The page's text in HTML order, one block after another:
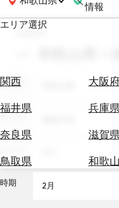
情報
エリア選択
関西 大阪
福井県
兵庫
奈良県
滋賀
鳥取県
和歌
エ
券
テ
を
search
和歌山県 ×
エリア
テーマ
時期 2月